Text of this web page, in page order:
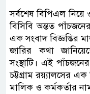
সর্বশেষ বিপিএল
বিসিবি অন্তত
এক সংবাদ বিজ্ঞপ্তির
জারির কথা
সংস্থাটি। এই
চট্টগ্রাম রয়্যালসের এক
মালিক ও কর্মকর্তার